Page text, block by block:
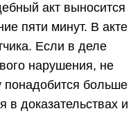
акт выносится
пяти минут. В акте
Если в деле
нарушения, не
понадобится больше
в доказательствах и